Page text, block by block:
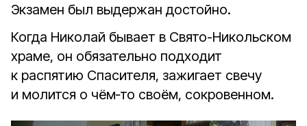
Экзамен был выдержан достойно.
Когда Николай бывает в Свято-Никольском
храме, он обязательно подходит
к распятию Спасителя, зажигает свечу
и молится о чём‑то своём, сокровенном.